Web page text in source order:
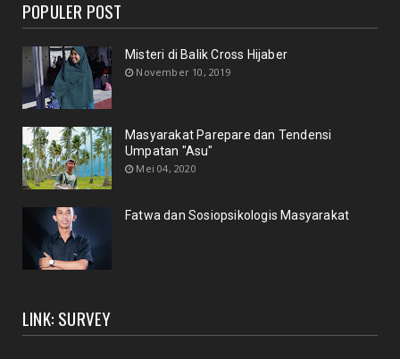
POPULER POST
Misteri di Balik Cross Hijaber
November 10, 2019
Masyarakat Parepare dan Tendensi
Umpatan "Asu"
Mei 04, 2020
Fatwa dan Sosiopsikologis Masyarakat
LINK: SURVEY